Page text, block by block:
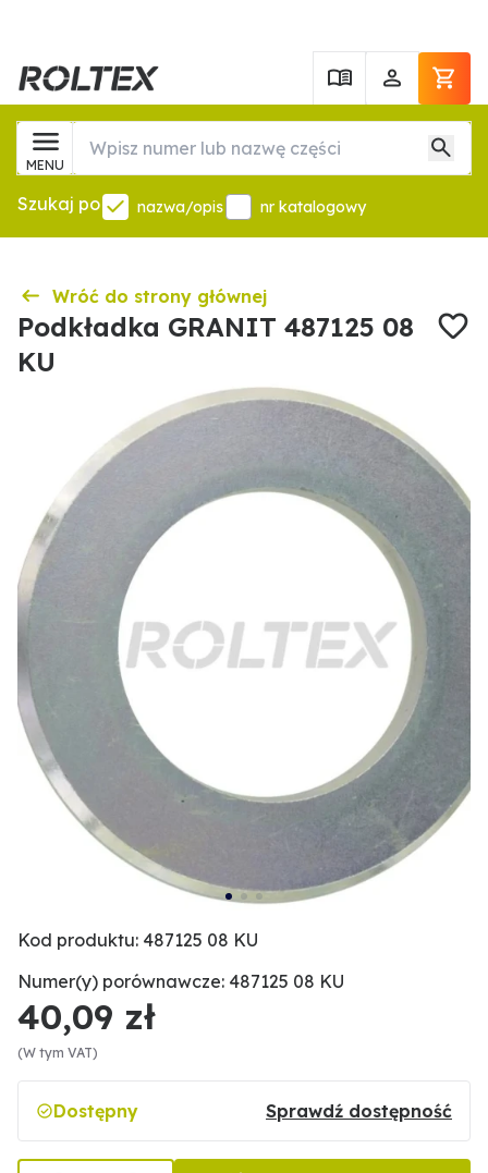
MENU
Szukaj po nazwa/opis nr katalogowy
Wróć do strony głównej
Podkładka GRANIT 487125 08
KU
Kod produktu: 487125 08 KU
Numer(y) porównawcze: 487125 08 KU
40,09 zł
(W tym VAT)
Dostępny Sprawdź dostępność